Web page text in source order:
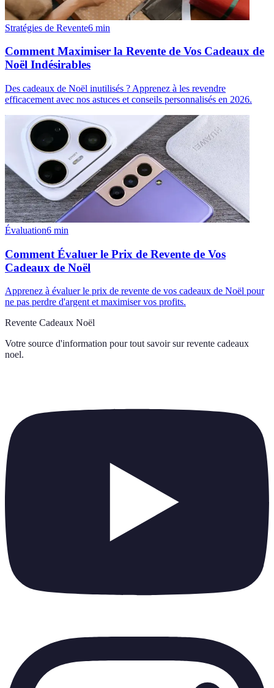
Stratégies de Revente6 min
Comment Maximiser la Revente de Vos Cadeaux de
Noël Indésirables
Des cadeaux de Noël inutilisés ? Apprenez à les revendre
efficacement avec nos astuces et conseils personnalisés en 2026.
Évaluation6 min
Comment Évaluer le Prix de Revente de Vos
Cadeaux de Noël
Apprenez à évaluer le prix de revente de vos cadeaux de Noël pour
ne pas perdre d'argent et maximiser vos profits.
Revente Cadeaux Noël
Votre source d'information pour tout savoir sur revente cadeaux
noel.